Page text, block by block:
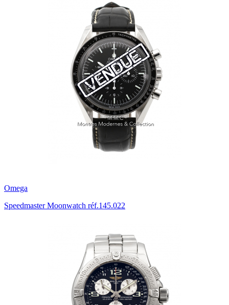
Omega
Speedmaster Moonwatch réf.145.022